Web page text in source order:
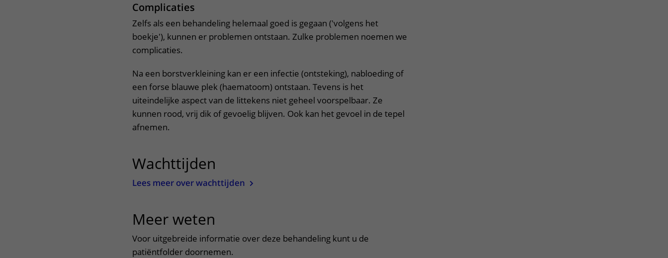
Complicaties
Zelfs als een behandeling helemaal goed is gegaan ('volgens het
boekje'), kunnen er problemen ontstaan. Zulke problemen noemen we
complicaties.
Na een borstverkleining kan er een infectie (ontsteking), nabloeding of
een forse blauwe plek (haematoom) ontstaan. Tevens is het
uiteindelijke aspect van de littekens niet geheel voorspelbaar. Ze
kunnen rood, vrij dik of gevoelig blijven. Ook kan het gevoel in de tepel
afnemen.
Wachttijden
Lees meer over wachttijden
Meer weten
Voor uitgebreide informatie over deze behandeling kunt u de
patiëntfolder doornemen.